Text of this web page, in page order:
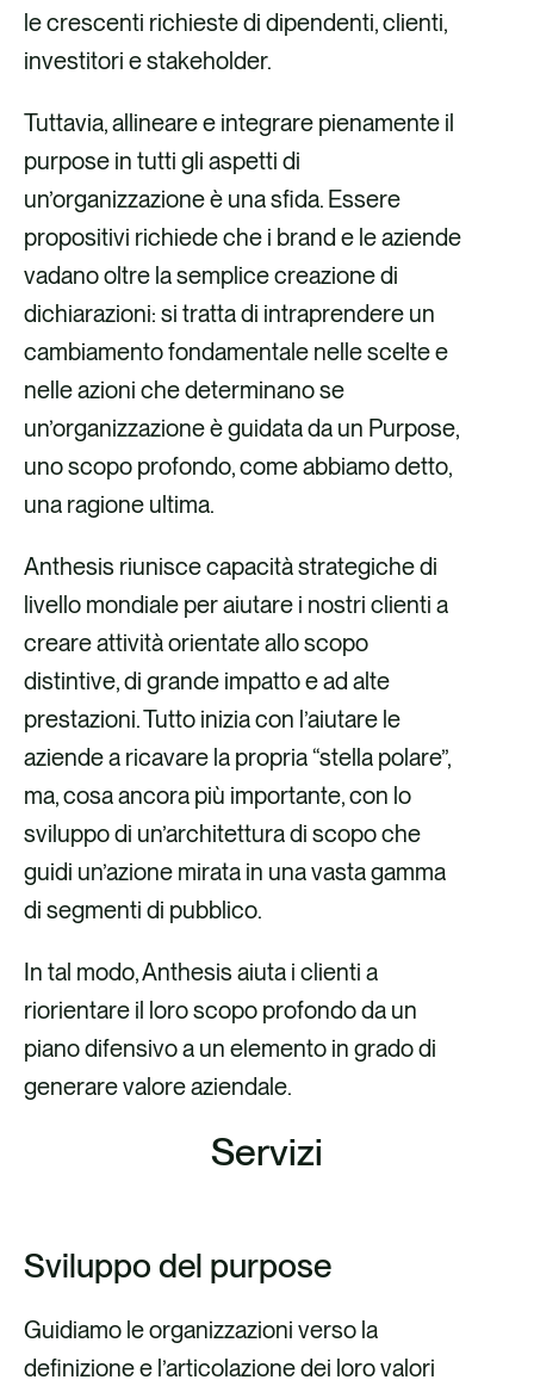
le crescenti richieste di dipendenti, clienti,
investitori e stakeholder.
Tuttavia, allineare e integrare pienamente il
purpose in tutti gli aspetti di
un’organizzazione è una sfida. Essere
propositivi richiede che i brand e le aziende
vadano oltre la semplice creazione di
dichiarazioni: si tratta di intraprendere un
cambiamento fondamentale nelle scelte e
nelle azioni che determinano se
un’organizzazione è guidata da un Purpose,
uno scopo profondo, come abbiamo detto,
una ragione ultima.
Anthesis riunisce capacità strategiche di
livello mondiale per aiutare i nostri clienti a
creare attività orientate allo scopo
distintive, di grande impatto e ad alte
prestazioni. Tutto inizia con l’aiutare le
aziende a ricavare la propria “stella polare”,
ma, cosa ancora più importante, con lo
sviluppo di un’architettura di scopo che
guidi un’azione mirata in una vasta gamma
di segmenti di pubblico.
In tal modo, Anthesis aiuta i clienti a
riorientare il loro scopo profondo da un
piano difensivo a un elemento in grado di
generare valore aziendale.
Servizi
Sviluppo del purpose
Guidiamo le organizzazioni verso la
definizione e l’articolazione dei loro valori